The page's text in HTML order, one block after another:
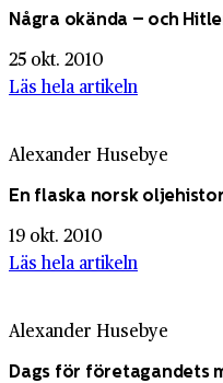
Några okända – och
25 okt. 2010
Läs hela artikeln
Alexander Husebye
En flaska norsk
19 okt. 2010
Läs hela artikeln
Alexander Husebye
Dags för företagandets